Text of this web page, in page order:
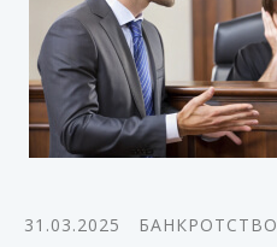
31.03.2025
БАНКРОТСТВО